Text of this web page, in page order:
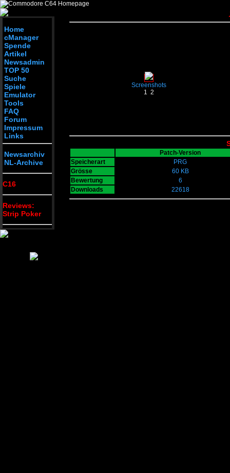
Home
cManager
Spende
Artikel
Newsadmin
TOP 50
Suche
Spiele
Emulator
Tools
FAQ
Forum
Impressum
Links
Newsarchiv
NL-Archive
C16
Reviews:
Strip Poker
Screenshots
1 2
Patch-Version
Speicherart
PRG
Grösse
60 KB
Bewertung
6
Downloads
22618